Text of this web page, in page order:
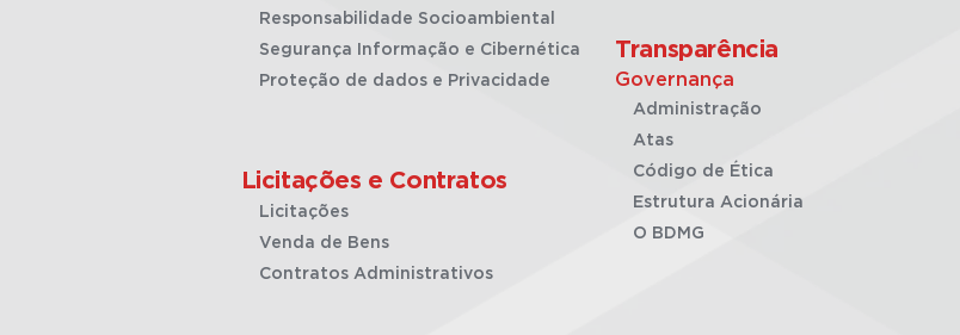
Responsabilidade Socioambiental
Segurança Informação e Cibernética
Proteção de dados e Privacidade
Licitações e Contratos
Licitações
Venda de Bens
Contratos Administrativos
Transparência
Governança
Administração
Atas
Código de Ética
Estrutura Acionária
O BDMG